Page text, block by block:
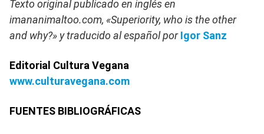
Texto original publicado en inglés en
imananimaltoo.com, «Superiority, who is the other
and why?» y traducido al español porIgor Sanz
Editorial Cultura Vegana
www.culturavegana.com
FUENTES BIBLIOGRÁFICAS